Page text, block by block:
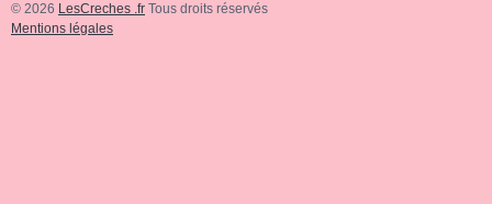
© 2026 LesCreches .fr Tous droits réservés
Mentions légales